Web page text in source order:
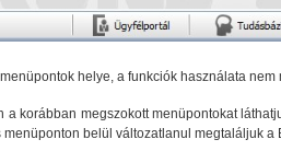
helye, a funkciók használata nem
korábban megszokott menüpontokat
belül változatlanul megtaláljuk a